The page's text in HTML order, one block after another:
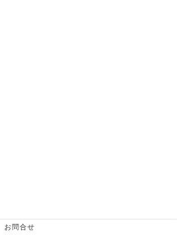
お問合せ